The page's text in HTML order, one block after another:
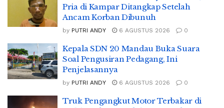
Pria di Kampar Ditangkap Setelah
Ancam Korban Dibunuh
by PUTRI ANDY 6 AGUSTUS 2026 0
Kepala SDN 20 Mandau Buka Suara
Soal Pengusiran Pedagang, Ini
Penjelasannya
by PUTRI ANDY 6 AGUSTUS 2026 0
Truk Pengangkut Motor Terbakar di